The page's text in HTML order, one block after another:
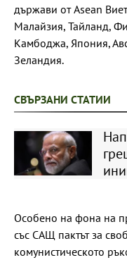
държави от Asean
Малайзия, Тайланд,
Камбоджа, Япония,
Зеландия.
СВЪРЗАНИ СТАТИИ
Особено на фона на
със САЩ пактът за
комунистическото